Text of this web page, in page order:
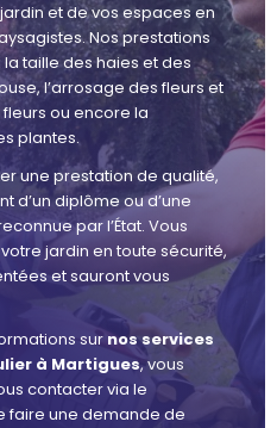
et de vos espaces en
Nos prestations
taille des haies et des
l’arrosage des fleurs et
ou encore la
plantes.
une prestation de qualité,
d’un diplôme ou d’une
par l’État. Vous
jardin en toute sécurité,
et sauront vous
sur nos services
à Martigues, vous
contacter via le
faire une demande de